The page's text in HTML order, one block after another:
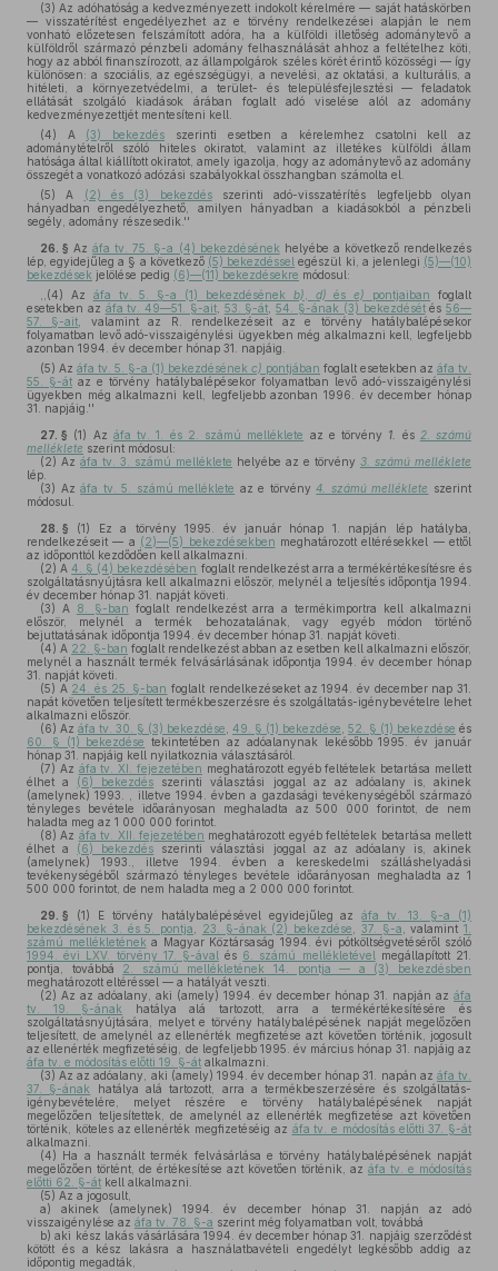
(3) Az adóhatóság a kedvezményezett indokolt kérelmére — saját hatáskörben
— visszatérítést engedélyezhet az e törvény rendelkezései alapján le nem
vonható előzetesen felszámított adóra, ha a külföldi illetőség adománytevő a
külföldről származó pénzbeli adomány felhasználását ahhoz a feltételhez köti,
hogy az abból finanszírozott, az állampolgárok széles körét érintő közösségi — így
különösen: a szociális, az egészségügyi, a nevelési, az oktatási, a kulturális, a
hitéleti, a környezetvédelmi, a terület- és településfejlesztési — feladatok
ellátását szolgáló kiadások árában foglalt adó viselése alól az adomány
kedvezményezettjét mentesíteni kell.
(4) A (3) bekezdés szerinti esetben a kérelemhez csatolni kell az
adománytételről szóló hiteles okiratot, valamint az illetékes külföldi állam
hatósága által kiállított okiratot, amely igazolja, hogy az adománytevő az adomány
összegét a vonatkozó adózási szabályokkal összhangban számolta el.
(5) A
(2) és (3) bekezdésszerinti adó-visszatérítés legfeljebb olyan
hányadban engedélyezhető, amilyen hányadban a kiadásokból a pénzbeli
segély, adomány részesedik.''
26. § Azáfa tv. 75. §-a (4) bekezdésének helyébe a következő rendelkezés
lép, egyidejűleg a § a következő (5) bekezdéssel egészül ki, a jelenlegi (5)—(10)
bekezdések jelölése pedig (6)—(11) bekezdésekre módosul:
,,(4) Az áfa tv. 5. §-a (1) bekezdésének b) d) ése) pontjaiban
foglalt
esetekben az áfa tv. 49—51. §-ait, 53. §-át ,54. §-ának (3) bekezdésétés56—
57. §-ait , valamint az R. rendelkezéseit az e törvény hatálybalépésekor
folyamatban levő adó-visszaigénylési ügyekben még alkalmazni kell, legfeljebb
azonban 1994. év december hónap 31. napjáig.
(5) Az áfa tv. 5. §-a (1) bekezdésének c) pontjában foglalt esetekben az áfa tv.
55. §-át az e törvény hatálybalépésekor folyamatban levő adó-visszaigénylési
ügyekben még alkalmazni kell, legfeljebb azonban 1996. év december hónap
31. napjáig.''
27. § (1) Az áfa tv. 1. és 2. számú melléklete az e törvény 1. és 2. számú
melléklete szerint módosul:
(2) Az áfa tv. 3. számú melléklete helyébe az e törvény 3. számú melléklete
lép.
(3) Azáfa tv. 5. számú melléklete az e törvény4. számú melléklete szerint
módosul.
28. § (1)
Ez a törvény 1995. év január hónap 1. napján lép hatályba,
rendelkezéseit — a (2)—(5) bekezdésekben meghatározott eltérésekkel — ettől
az időponttól kezdődően kell alkalmazni.
(2) A4. § (4) bekezdésében foglalt rendelkezést arra a termékértékesítésre és
szolgáltatásnyújtásra kell alkalmazni először, melynél a teljesítés időpontja 1994.
év december hónap 31. napját követi.
(3) A 8. §-ban foglalt rendelkezést arra a termékimportra kell alkalmazni
először, melynél a termék behozatalának, vagy egyéb módon történő
bejuttatásának időpontja 1994. év december hónap 31. napját követi.
(4) A 22. §-ban foglalt rendelkezést abban az esetben kell alkalmazni először,
melynél a használt termék felvásárlásának időpontja 1994. év december hónap
31. napját követi.
(5) A 24. és 25. §-ban foglalt rendelkezéseket az 1994. év december nap 31.
napát követően teljesített termékbeszerzésre és szolgáltatás-igénybevételre lehet
alkalmazni először.
(6) Az áfa tv. 30. § (3) bekezdése 49. § (1) bekezdése 52. § (1) bekezdése és
60. § (1) bekezdése tekintetében az adóalanynak lekésőbb 1995. év január
hónap 31. napjáig kell nyilatkoznia választásáról.
(7) Az áfa tv. XI. fejezetében meghatározott egyéb feltételek betartása mellett
élhet a (6) bekezdés szerinti választási joggal az az adóalany is, akinek
(amelynek) 1993. , illetve 1994. évben a gazdasági tevékenységéből származó
tényleges bevétele időarányosan meghaladta az 500 000 forintot, de nem
haladta meg az 1 000 000 forintot.
(8) Az áfa tv. XII. fejezetében meghatározott egyéb feltételek betartása mellett
élhet a (6) bekezdés szerinti választási joggal az az adóalany is, akinek
(amelynek) 1993., illetve 1994. évben a kereskedelmi szálláshelyadási
tevékenységéből származó tényleges bevétele időarányosan meghaladta az 1
500 000 forintot, de nem haladta meg a 2 000 000 forintot.
29. § (1) E törvény hatálybalépésével egyidejűleg azáfa tv. 13. §-a (1)
bekezdésének 3. és 5. pontja
23. §-ának (2) bekezdése 37. §-a , valamint 1.
számú mellékletének a Magyar Köztársaság 1994. évi pótköltségvetéséről szóló
1994. évi LXV. törvény 17. §-ával és 6. számú mellékletével megállapított 21.
pontja, továbbá 2. számú mellékletének 14. pontja — a (3) bekezdésben
meghatározott eltéréssel — a hatályát veszti.
(2) Az az adóalany, aki (amely) 1994. év december hónap 31. napján az áfa
tv. 19. §-ának hatálya alá tartozott, arra a termékértékesítésére és
szolgáltatásnyújtására, melyet e törvény hatálybalépésének napját megelőzően
teljesített, de amelynél az ellenérték megfizetése azt követően történik, jogosult
az ellenérték megfizetéséig, de legfeljebb 1995. év március hónap 31. napjáig az
áfa tv. e módosítás előtti 19. §-át alkalmazni.
(3) Az az adóalany, aki (amely) 1994. év december hónap 31. napán az áfa tv.
37. §-ának
hatálya alá tartozott, arra a termékbeszerzésére és szolgáltatás-
igénybevételére, melyet részére e törvény hatálybalépésének napját
megelőzően teljesítettek, de amelynél az ellenérték megfizetése azt követően
történik, köteles az ellenérték megfizetéséig az áfa tv. e módosítás előtti 37. §-át
alkalmazni.
(4) Ha a használt termék felvásárlása e törvény hatálybalépésének napját
megelőzően történt, de értékesítése azt követően történik, az áfa tv. e módosítás
előtti 62. §-át kell alkalmazni.
(5) Az a jogosult,
a) akinek (amelynek) 1994. év december hónap 31. napján az adó
visszaigénylése az áfa tv. 78. §-a szerint még folyamatban volt, továbbá
b) aki kész lakás vásárlására 1994. év december hónap 31. napjáig szerződést
kötött és a kész lakásra a használatbavételi engedélyt legkésőbb addig az
időpontig megadták,